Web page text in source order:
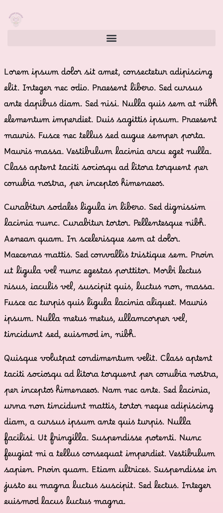
Lorem ipsum dolor sit amet, consectetur adipiscing
elit. Integer nec odio. Praesent libero. Sed cursus
ante dapibus diam. Sed nisi. Nulla quis sem at nibh
elementum imperdiet. Duis sagittis ipsum. Praesent
mauris. Fusce nec tellus sed augue semper porta.
Mauris massa. Vestibulum lacinia arcu eget nulla.
Class aptent taciti sociosqu ad litora torquent per
conubia nostra, per inceptos himenaeos.
Curabitur sodales ligula in libero. Sed dignissim
lacinia nunc. Curabitur tortor. Pellentesque nibh.
Aenean quam. In scelerisque sem at dolor.
Maecenas mattis. Sed convallis tristique sem. Proin
ut ligula vel nunc egestas porttitor. Morbi lectus
risus, iaculis vel, suscipit quis, luctus non, massa.
Fusce ac turpis quis ligula lacinia aliquet. Mauris
ipsum. Nulla metus metus, ullamcorper vel,
tincidunt sed, euismod in, nibh.
Quisque volutpat condimentum velit. Class aptent
taciti sociosqu ad litora torquent per conubia nostra,
per inceptos himenaeos. Nam nec ante. Sed lacinia,
urna non tincidunt mattis, tortor neque adipiscing
diam, a cursus ipsum ante quis turpis. Nulla
facilisi. Ut fringilla. Suspendisse potenti. Nunc
feugiat mi a tellus consequat imperdiet. Vestibulum
sapien. Proin quam. Etiam ultrices. Suspendisse in
justo eu magna luctus suscipit. Sed lectus. Integer
euismod lacus luctus magna.